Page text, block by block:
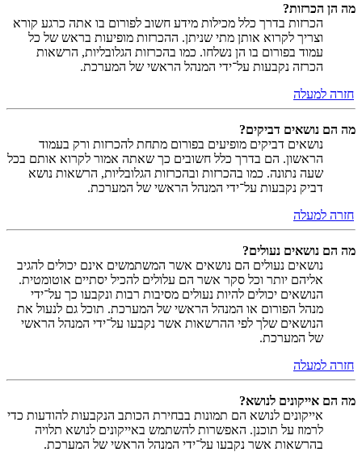
מה הן הכרזות?
הכרזות בדרך כלל מכילות מידע חשוב לפורום בו אתה כרגע קורא
וצריך לקרוא אותן מתי שניתן. ההכרזות מופיעות בראש של כל
עמוד בפורום בו הן נשלחו. כמו בהכרזות הגלובליות, הרשאות
הכרזה נקבעות על־ידי המנהל הראשי של המערכת.
חזרה למעלה
מה הם נושאים דביקים?
נושאים דביקים מופיעים בפורום מתחת להכרזות ורק בעמוד
הראשון. הם בדרך כלל חשובים כך שאתה אמור לקרוא אותם בכל
שעה נתונה. כמו בהכרזות ובהכרזות הגלובליות, הרשאות נושא
דביק נקבעות על־ידי המנהל הראשי של המערכת.
חזרה למעלה
מה הם נושאים נעולים?
נושאים נעולים הם נושאים אשר המשתמשים אינם יכולים להגיב
אליהם יותר וכל סקר אשר הם עלולים להכיל יסתיים אוטומטית.
הנושאים יכולים להיות נעולים מסיבות רבות ונקבעו כך על־ידי
מנהל הפורום או המנהל הראשי של המערכת. תוכל גם לנעול את
הנושאים שלך לפי ההרשאות אשר נקבעו על־ידי המנהל הראשי
של המערכת.
חזרה למעלה
מה הם אייקונים לנושא?
אייקונים לנושא הם תמונות בבחירת הכותב הנקבעות להודעות כדי
לרמוז על תוכנן. האפשרות להשתמש באייקונים לנושא תלויה
בהרשאות אשר נקבעו על־ידי המנהל הראשי של המערכת.